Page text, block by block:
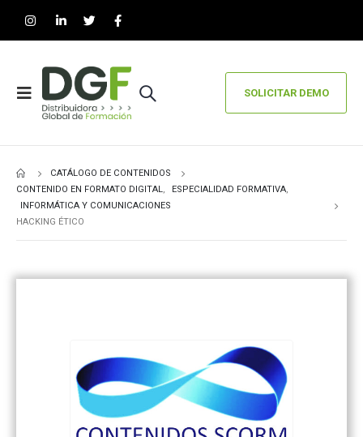
SOLICITAR DEMO
CATÁLOGO DE CONTENIDOS
CONTENIDO EN FORMATO DIGITAL, ESPECIALIDAD FORMATIVA,
INFORMÁTICA Y COMUNICACIONES
HACKING ÉTICO